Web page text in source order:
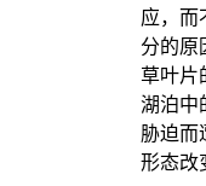
应，而
分的原
草叶片
湖泊中
胁迫而
形态改